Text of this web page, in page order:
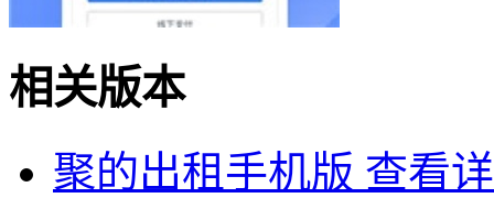
相关版本
聚的出租手机版 查看